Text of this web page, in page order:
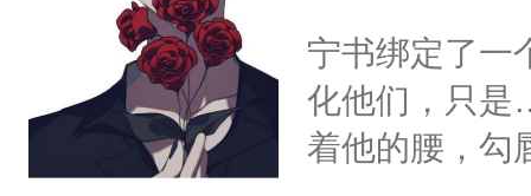
宁书绑定了一
化他们，只是
着他的腰，勾